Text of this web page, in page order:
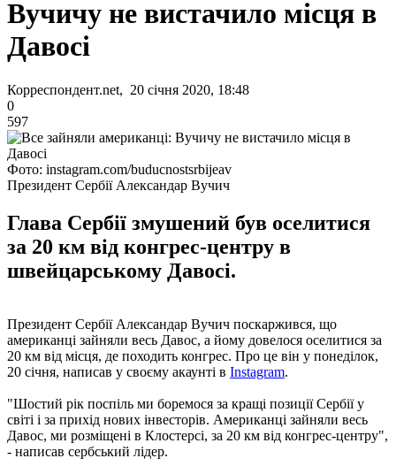
Вучичу не вистачило місця в
Давосі
Корреспондент.net, 20 січня 2020, 18:48
0
597
Фото: instagram.com/buducnostsrbijeav
Президент Сербії Александар Вучич
Глава Сербії змушений був оселитися
за 20 км від конгрес-центру в
швейцарському Давосі.
Президент Сербії Александар Вучич поскаржився, що
американці зайняли весь Давос, а йому довелося оселитися за
20 км від місця, де походить конгрес. Про це він у понеділок,
20 січня, написав у своєму акаунті в Instagram.
"Шостий рік поспіль ми боремося за кращі позиції Сербії у
світі і за прихід нових інвесторів. Американці зайняли весь
Давос, ми розміщені в Клостерсі, за 20 км від конгрес-центру",
- написав сербський лідер.